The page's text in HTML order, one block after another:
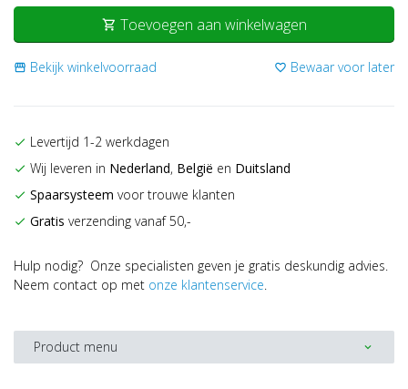
shopping_cart Toevoegen aan winkelwagen
storefront Bekijk winkelvoorraad favorite_border Bewaar voor later
check Levertijd 1-2 werkdagen
check Wij leveren in Nederland, België en Duitsland
check Spaarsysteem voor trouwe klanten
check Gratis verzending vanaf 50,-
Hulp nodig? Onze specialisten geven je gratis deskundig advies.
Neem contact op met onze klantenservice.
Product menu expand_more